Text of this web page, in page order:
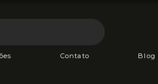
Contato Blog